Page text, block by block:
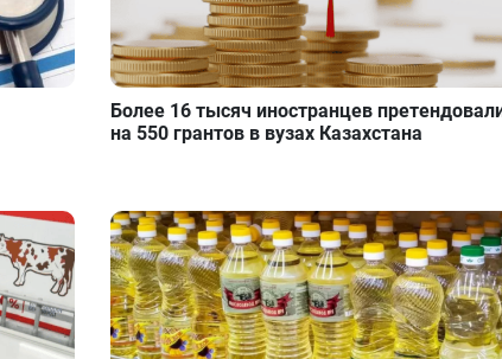
Более 16 тысяч иностранцев
на 550 грантов в вузах Казахстана